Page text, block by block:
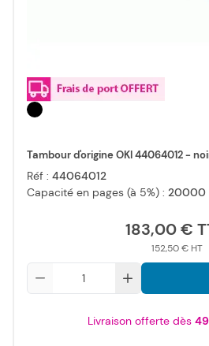
Tambour d'origine OKI 44064012 -
Réf : 44064012
Capacité en pages (à 5%) : 20000
183,00 €
152,50 €
Livraison offerte dès